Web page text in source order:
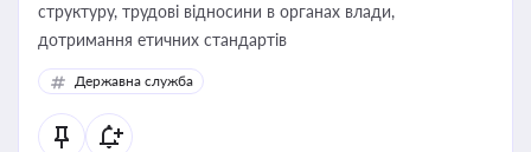
структуру, трудові відносини в органах влади,
дотримання етичних стандартів
Державна служба